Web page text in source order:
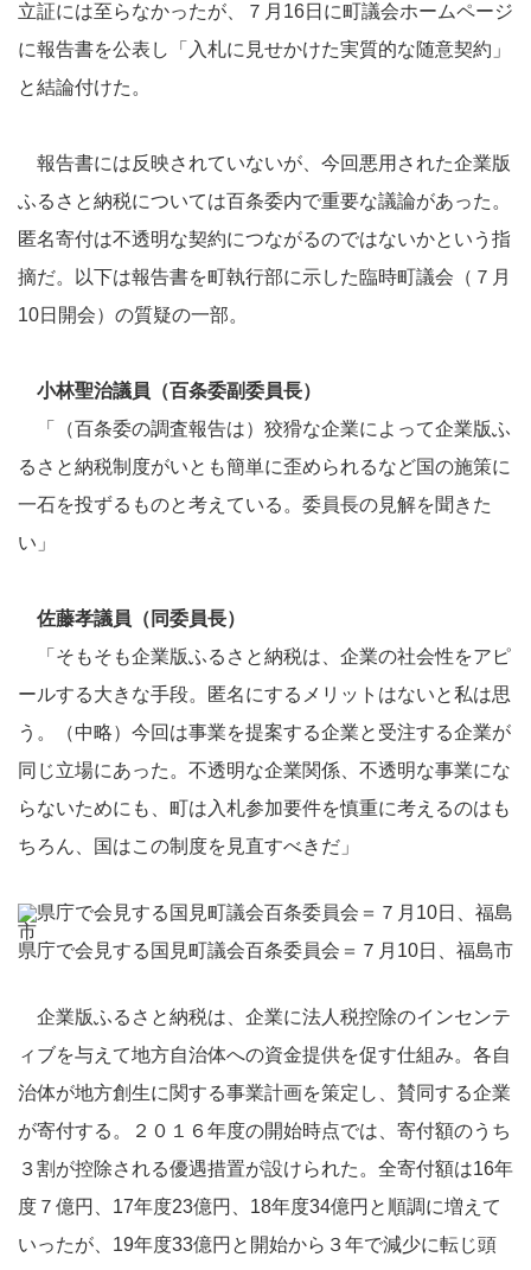
立証には至らなかったが、７月16日に町議会ホームページ
に報告書を公表し「入札に見せかけた実質的な随意契約」
と結論付けた。
報告書には反映されていないが、今回悪用された企業版
ふるさと納税については百条委内で重要な議論があった。
匿名寄付は不透明な契約につながるのではないかという指
摘だ。以下は報告書を町執行部に示した臨時町議会（７月
10日開会）の質疑の一部。
小林聖治議員（百条委副委員長）
「（百条委の調査報告は）狡猾な企業によって企業版ふ
るさと納税制度がいとも簡単に歪められるなど国の施策に
一石を投ずるものと考えている。委員長の見解を聞きた
い」
佐藤孝議員（同委員長）
「そもそも企業版ふるさと納税は、企業の社会性をアピ
ールする大きな手段。匿名にするメリットはないと私は思
う。（中略）今回は事業を提案する企業と受注する企業が
同じ立場にあった。不透明な企業関係、不透明な事業にな
らないためにも、町は入札参加要件を慎重に考えるのはも
ちろん、国はこの制度を見直すべきだ」
県庁で会見する国見町議会百条委員会＝７月10日、福島市
企業版ふるさと納税は、企業に法人税控除のインセンテ
ィブを与えて地方自治体への資金提供を促す仕組み。各自
治体が地方創生に関する事業計画を策定し、賛同する企業
が寄付する。２０１６年度の開始時点では、寄付額のうち
３割が控除される優遇措置が設けられた。全寄付額は16年
度７億円、17年度23億円、18年度34億円と順調に増えて
いったが、19年度33億円と開始から３年で減少に転じ頭